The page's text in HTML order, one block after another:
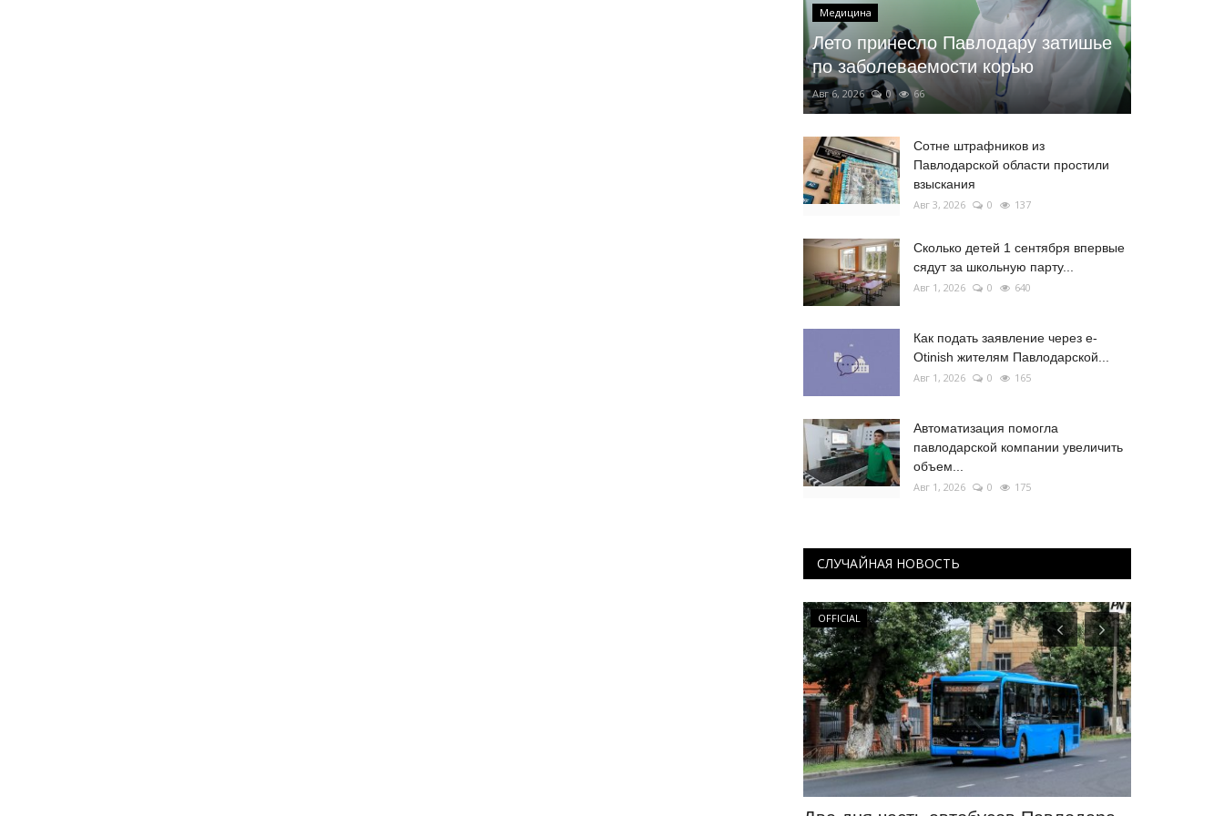
Медицина
Лето принесло Павлодару затишье
по заболеваемости корью
Авг 6, 2026 0 66
Сотне штрафников из
Павлодарской области простили
взыскания
Авг 3, 2026 0 137
Сколько детей 1 сентября впервые
сядут за школьную парту...
Авг 1, 2026 0 640
Как подать заявление через e-
Otinish жителям Павлодарской...
Авг 1, 2026 0 165
Автоматизация помогла
павлодарской компании увеличить
объем...
Авг 1, 2026 0 175
СЛУЧАЙНАЯ НОВОСТЬ
OFFICIAL